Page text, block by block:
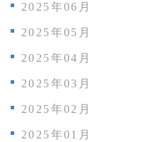
2025年06月
2025年05月
2025年04月
2025年03月
2025年02月
2025年01月